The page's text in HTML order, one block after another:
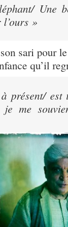
Une
l’ours »
sari pour
qu’il
présent/
je me